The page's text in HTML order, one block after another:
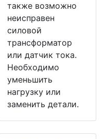
также возможно
неисправен
силовой
трансформатор
или датчик тока.
Необходимо
уменьшить
нагрузку или
заменить детали.